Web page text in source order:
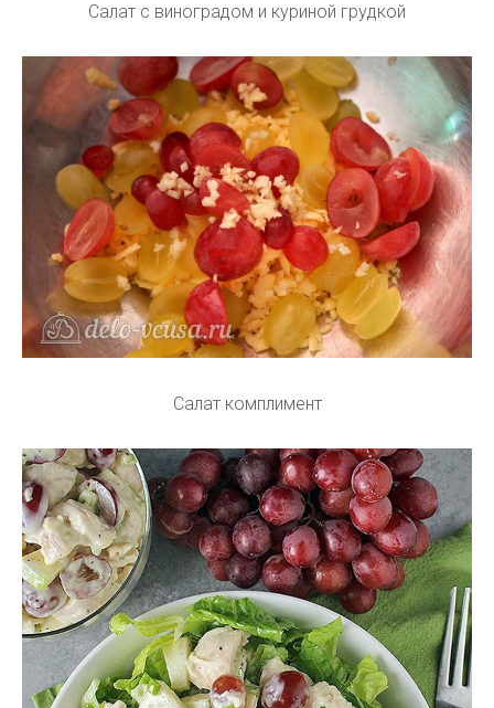
Салат с виноградом и куриной грудкой
Салат комплимент